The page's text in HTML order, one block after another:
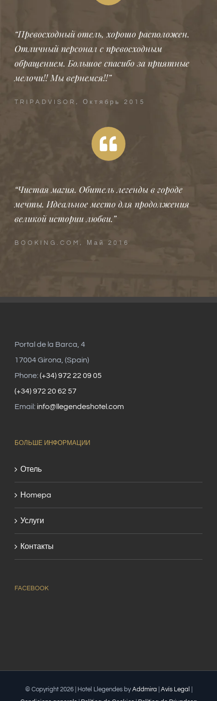
“Превосходный отель, хорошо расположен.
Отличный персонал с превосходным
обращением. Большое спасибо за приятные
мелочи!! Мы вернемся!!”
TRIPADVISOR, Октябрь 2015
“Чистая магия. Обитель легенды в городе
мечты. Идеальное место для продолжения
великой истории любви.”
BOOKING.COM, Май 2016
Portal de la Barca, 4
17004 Girona, (Spain)
Phone:(+34) 972 22 09 05
(+34) 972 20 62 57
Email: info@llegendeshotel.com
БОЛЬШЕ ИНФОРМАЦИИ
Отель
Нomepa
Услуги
Контакты
FACEBOOK
© Copyright 2026 | Hotel Llegendes byAddmira Avís Legal